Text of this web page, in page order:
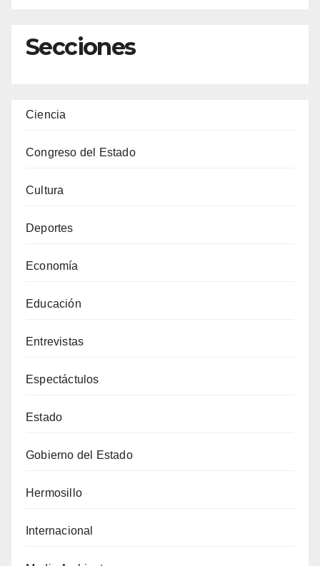
Secciones
Ciencia
Congreso del Estado
Cultura
Deportes
Economía
Educación
Entrevistas
Espectáctulos
Estado
Gobierno del Estado
Hermosillo
Internacional